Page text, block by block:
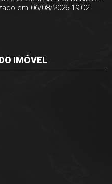
em 06/08/2026 19:02
IMÓVEL